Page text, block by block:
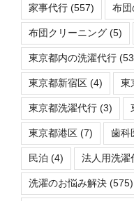
家事代行 (557) 布団
布団クリーニング (5)
東京都内の洗濯代行
東京都新宿区 (4) 東
東京都洗濯代行 (3)
東京都港区 (7) 歯科
民泊 (4) 法人用洗濯
洗濯のお悩み解決 (575)